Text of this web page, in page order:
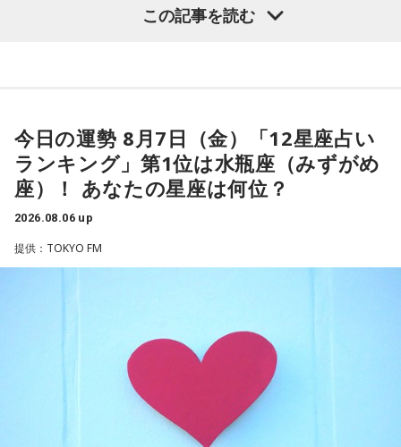
「というのは、県議会の自民党も国会議員の系列ごとに
が藏内さんだった。藏内さんは国会議員が就くことが多い自
民党県連会長にもなれた。ドンは保守分裂の中で育つんです
ね」
放送ではさらにドンの実態についての解説が続いた。
「どの知事、どの県庁幹部よりも古株になります。議会
や推薦を出すのか、という決定権を握っている。あとは役
人、教職員、警察署員といった地方公務員の人事にも影響力
を発揮することがあります」
長野「はい」
常井「人事の季節になるとドンの自宅に行列ができる、と言
てドンはポン、ポン、ポン、と手を当てて厚さを確かめる。
そのままスーッと返す。返された側は帰りがけ、広いお庭の
中にあるお社に両手を合わせ、賽銭箱に封筒を置いていく、
と。こういう逸話がまことしやかに語られること自体が、ド
ンの権力を大きくしているんですね。直接、命令しなくても
（左から）パーソナリティの小山薫堂、ゴリさん、宇賀なつ
ゴリさんは、1972年沖縄県那覇市生まれ。沖縄の本土復帰か
らわずか1週間後に生まれた“復帰っ子”です。1995年に中学時
代の同級生・川田広樹さんとガレッジセールを結成し、バラ
エティ番組などで人気を集めました。2006年からは映画監督
としても活動。2019年公開の映画「洗骨」はモスクワ国際映
督協会新人賞を受賞しました。また、「おきなわ新喜劇」の
旗揚げやYouTube「ゴリ★オキナワ」などを通じて、故郷・
本土復帰当時の記憶はありませんが、「僕らは“復帰っ子”と言
われている」と話すゴリさん。両親からは、復帰直後の沖縄
の活気や、ドルから円への切り替えをめぐる混乱を聞いて育
ちました。なかでも「『円になったほうがお金が減る』と文
句を言っていた」というエピソードは、当時ならではの出来
事として印象に残っているそうです。
この記事を読む
今日の運勢 8月7日（金）「12星座占い
ランキング」第1位は水瓶座（みずがめ
座）！ あなたの星座は何位？
2026.08.06 up
提供：TOKYO FM